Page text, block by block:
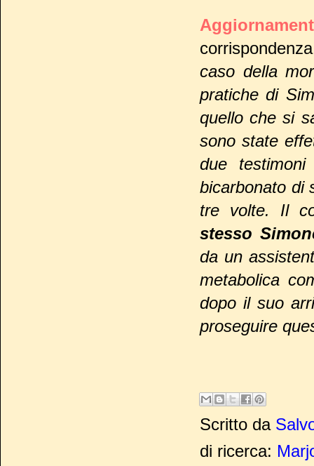
caso della
pratiche di
quello che si
sono state
due
bicarbonato di
tre volte. Il
stesso
da un
metabolica
dopo il suo
proseguire
Scritto da
di ricerca: